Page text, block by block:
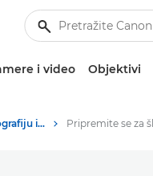
i video Objektivi
Saveti i tehnike za fotografiju i štampanje